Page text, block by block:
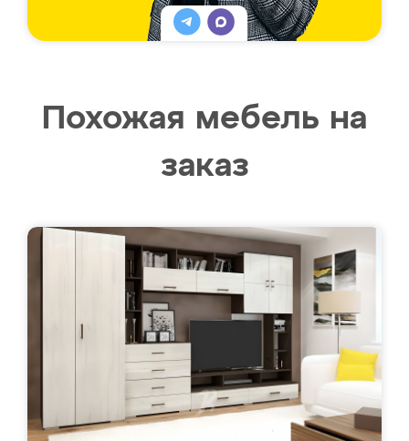
Похожая мебель на
заказ